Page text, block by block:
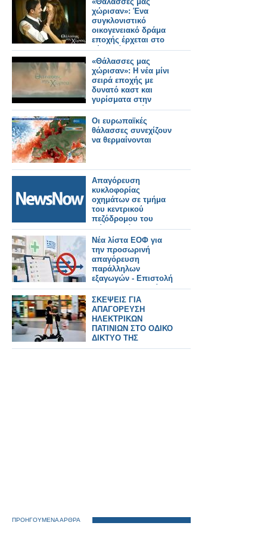
χώρισαν»: Ένα
συγκλονιστικό
οικογενειακό δράμα
εποχής έρχεται στο
νέο πρόγραμμα της
ΕΡΤ
«Θάλασσες μας
χώρισαν»: Η νέα μίνι
σειρά εποχής με
δυνατό καστ και
γυρίσματα στην
Κωνσταντινούπολη -
Δείτε το τρέιλερ
Οι ευρωπαϊκές
θάλασσες συνεχίζουν
να θερμαίνονται
Απαγόρευση
κυκλοφορίας
οχημάτων σε τμήμα
του κεντρικού
πεζόδρομου του
Μύτικα, λόγω
εκτέλεσης εργασιών.
Νέα λίστα ΕΟΦ για
την προσωρινή
απαγόρευση
παράλληλων
εξαγωγών - Επιστολή
ΠΦΣ προς εταιρείες
λογισμικού
ΣΚΕΨΕΙΣ ΓΙΑ
ΑΠΑΓΟΡΕΥΣΗ
ΗΛΕΚΤΡΙΚΩΝ
ΠΑΤΙΝΙΩΝ ΣΤΟ ΟΔΙΚΟ
ΔΙΚΤΥΟ ΤΗΣ
ΕΛΛΑΔΑΣ
ΠΡΟΗΓΟΥΜΕΝΑ ΑΡΘΡΑ